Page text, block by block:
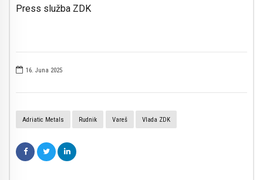
16. Juna 2025
Adriatic Metals Rudnik Vareš Vlada ZDK
Press služba ZDK